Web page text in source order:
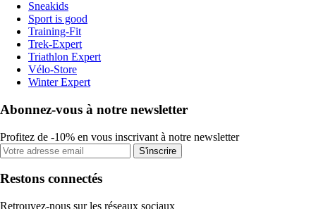
Sneakids
Sport is good
Training-Fit
Trek-Expert
Triathlon Expert
Vélo-Store
Winter Expert
Abonnez-vous à notre newsletter
Profitez de -10% en vous inscrivant à notre newsletter
S'inscrire
Restons connectés
Retrouvez-nous sur les réseaux sociaux